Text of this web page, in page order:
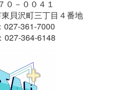
０－００４１
貝沢町三丁目４番地
027-361-7000
027-364-6148